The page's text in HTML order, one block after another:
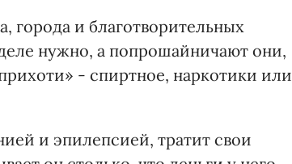
города и благотворительных
нужно, а попрошайничают они,
- спиртное, наркотики или
и эпилепсией, тратит свои